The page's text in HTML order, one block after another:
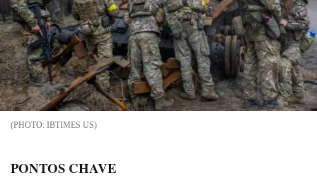
IBTIMES US
PONTOS CHAVE